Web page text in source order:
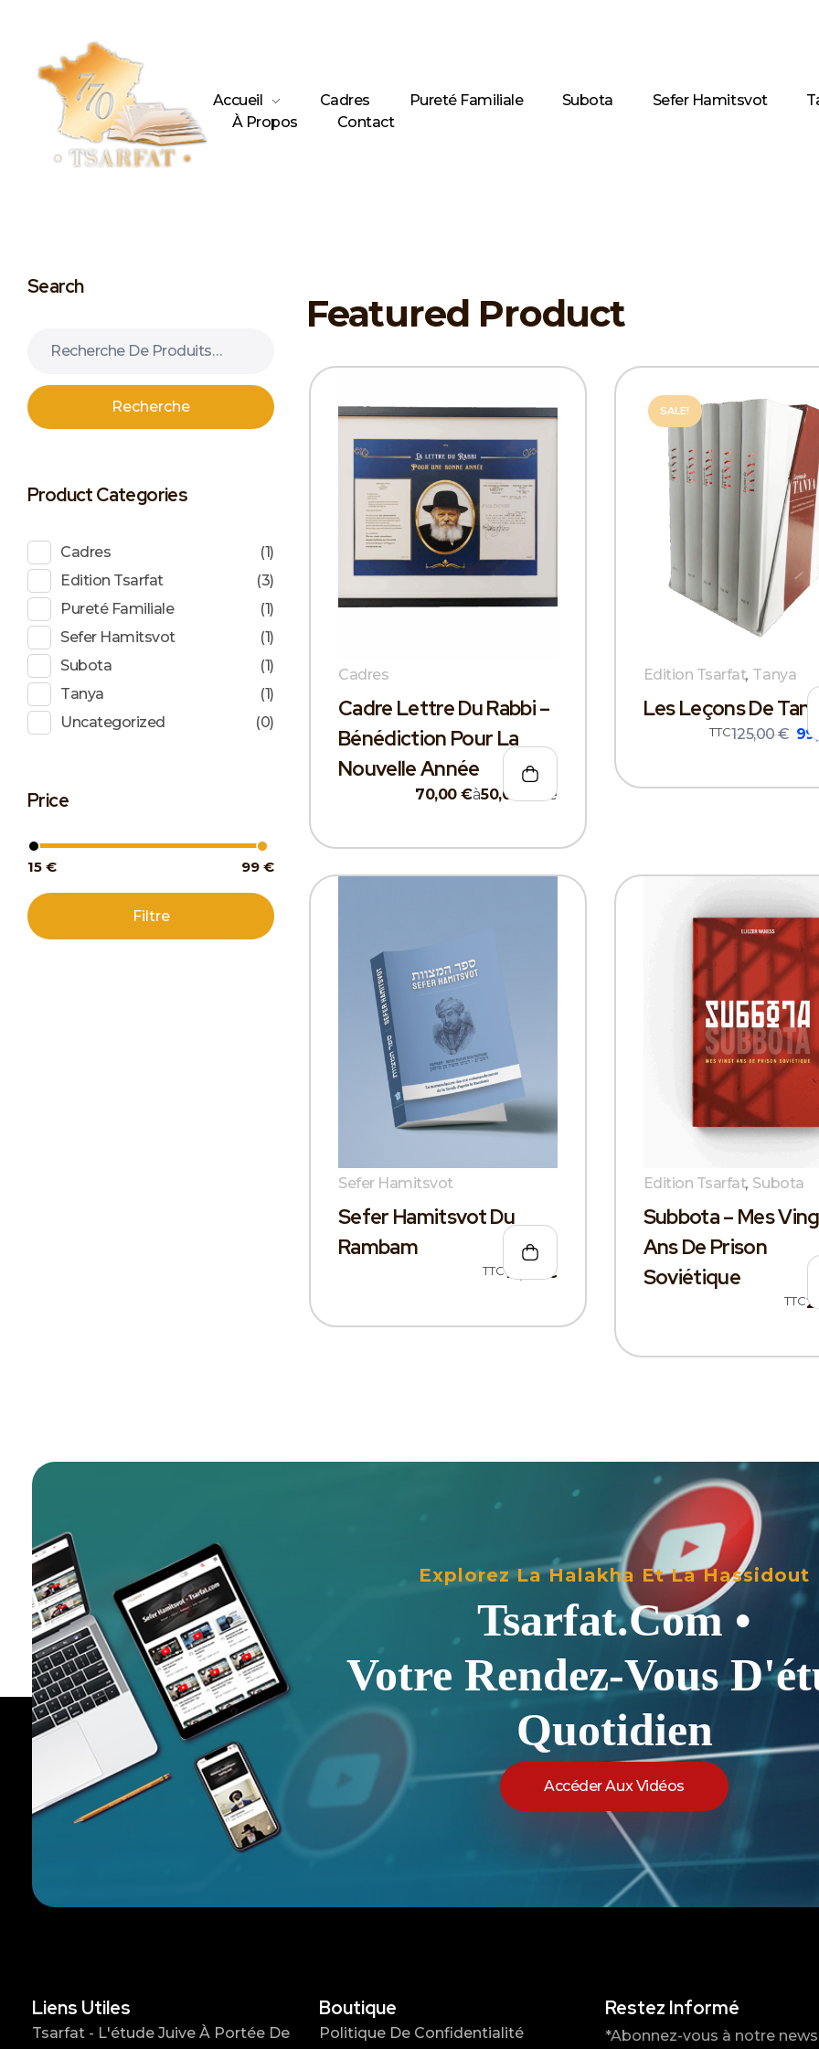
Accueil Cadres Pureté Familiale Subota Sefer Hamitsvot
À Propos
Contact
Cadre Lettre Du Rabbi –
Bénédiction Pour La
Nouvelle Année
De
50,00
à
70,00€
Cadres
SALE!
Les Leçons De
125,00€
TTC
Edition Tsarfat, Tanya
Sefer Hamitsvot Du
Rambam
17,00 €
TTC
Sefer Hamitsvot
Subbota – Mes
Ans De Prison
Soviétique
TTC
Edition Tsarfat, Subota
Search
Recherche
Product Categories
Cadres
(1)
Edition Tsarfat
(3)
Pureté Familiale
(1)
Sefer Hamitsvot
(1)
Subota
(1)
Tanya
(1)
Uncategorized
(0)
Price
15 € 99 €
Filtre
Explorez La Halakha Et La Hassidout
Tsarfat.com •
Votre Rendez-Vous
Quotidien
Accéder Aux Vidéos
Liens Utiles
Tsarfat - L'étude Juive À Portée De
Boutique
Politique De Confidentialité
Restez Informé
*Abonnez-vous à notre